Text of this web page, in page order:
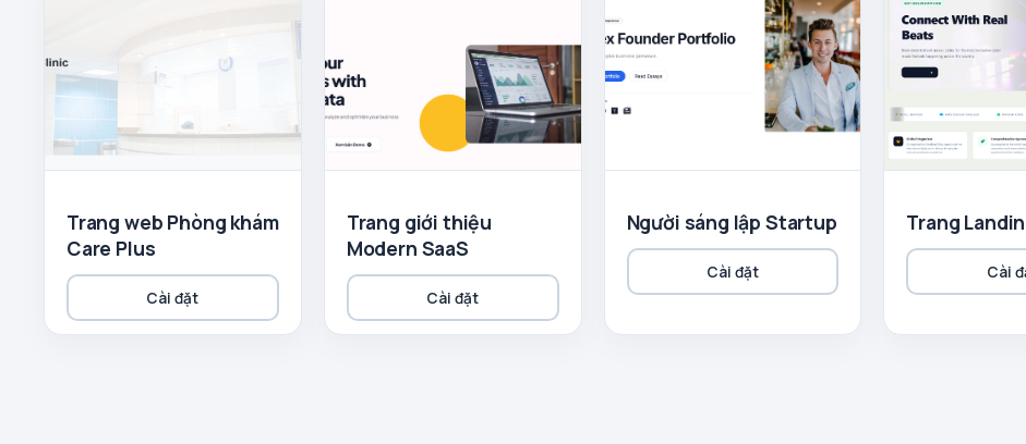
Trang web Phòng khám
Care Plus
Cài đặt
Trang giới thiệu
Modern SaaS
Cài đặt
Người sáng lập Startup
Cài đặt
Trang
Cài